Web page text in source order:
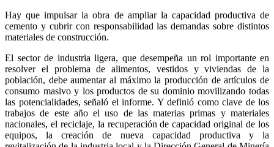
Hay que impulsar la obra de ampliar la capacidad productiva de
cemento y cubrir con responsabilidad las demandas sobre distintos
materiales de construcción.
El sector de industria ligera, que desempeña un rol importante en
resolver el problema de alimentos, vestidos y viviendas de la
población, debe aumentar al máximo la producción de artículos de
consumo masivo y los productos de su dominio movilizando todas
las potencialidades, señaló el informe. Y definió como clave de los
trabajos de este año el uso de las materias primas y materiales
nacionales, el reciclaje, la recuperación de capacidad original de los
equipos, la creación de nueva capacidad productiva y la